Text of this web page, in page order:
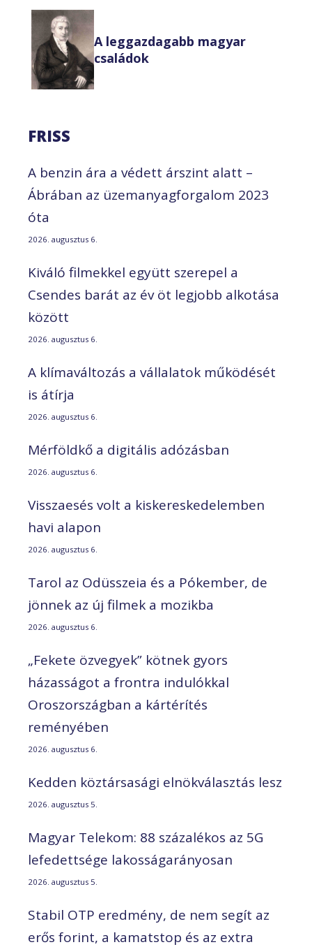
A leggazdagabb magyar
családok
FRISS
A benzin ára a védett árszint alatt –
Ábrában az üzemanyagforgalom 2023
óta
2026. augusztus 6.
Kiváló filmekkel együtt szerepel a
Csendes barát az év öt legjobb alkotása
között
2026. augusztus 6.
A klímaváltozás a vállalatok működését
is átírja
2026. augusztus 6.
Mérföldkő a digitális adózásban
2026. augusztus 6.
Visszaesés volt a kiskereskedelemben
havi alapon
2026. augusztus 6.
Tarol az Odüsszeia és a Pókember, de
jönnek az új filmek a mozikba
2026. augusztus 6.
„Fekete özvegyek” kötnek gyors
házasságot a frontra indulókkal
Oroszországban a kártérítés
reményében
2026. augusztus 6.
Kedden köztársasági elnökválasztás lesz
2026. augusztus 5.
Magyar Telekom: 88 százalékos az 5G
lefedettsége lakosságarányosan
2026. augusztus 5.
Stabil OTP eredmény, de nem segít az
erős forint, a kamatstop és az extra